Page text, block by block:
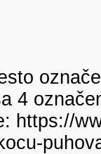
4
https://